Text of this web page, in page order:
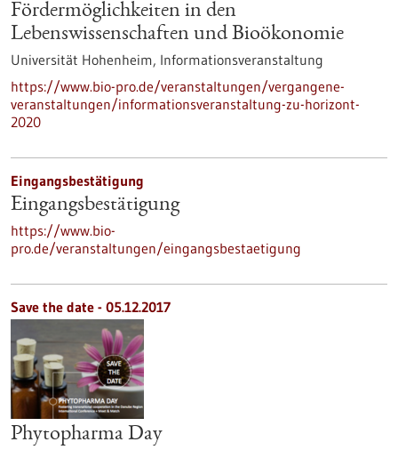
Fördermöglichkeiten in den
Lebenswissenschaften und Bioökonomie
Universität Hohenheim, Informationsveranstaltung
https://www.bio-pro.de/veranstaltungen/vergangene-
veranstaltungen/informationsveranstaltung-zu-horizont-
2020
Eingangsbestätigung
Eingangsbestätigung
https://www.bio-
pro.de/veranstaltungen/eingangsbestaetigung
Save the date - 05.12.2017
Phytopharma Day